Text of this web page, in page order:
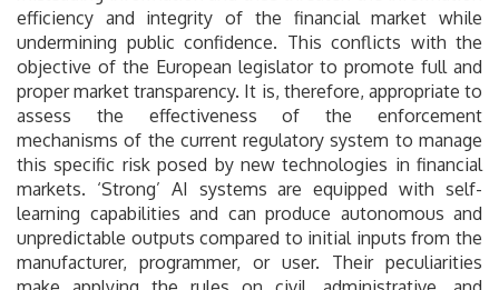
efficiency and integrity of the financial market while
undermining public confidence. This conflicts with the
objective of the European legislator to promote full and
proper market transparency. It is, therefore, appropriate to
assess the effectiveness of the enforcement
mechanisms of the current regulatory system to manage
this specific risk posed by new technologies in financial
markets. ‘Strong’ AI systems are equipped with self-
learning capabilities and can produce autonomous and
unpredictable outputs compared to initial inputs from the
manufacturer, programmer, or user. Their peculiarities